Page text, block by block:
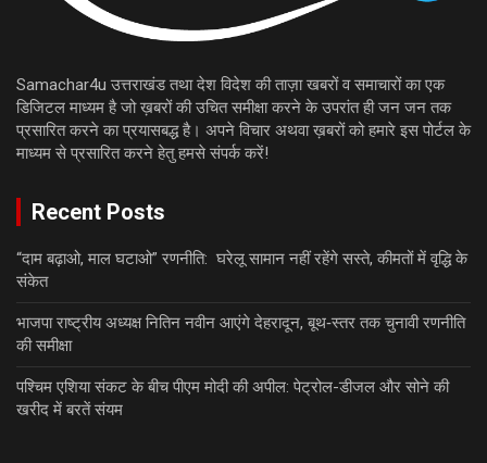
Samachar4u उत्तराखंड तथा देश विदेश की ताज़ा खबरों व समाचारों का एक
डिजिटल माध्यम है जो ख़बरों की उचित समीक्षा करने के उपरांत ही जन जन तक
प्रसारित करने का प्रयासबद्ध है। अपने विचार अथवा ख़बरों को हमारे इस पोर्टल के
माध्यम से प्रसारित करने हेतु हमसे संपर्क करें!
Recent Posts
“दाम बढ़ाओ, माल घटाओ” रणनीति: घरेलू सामान नहीं रहेंगे सस्ते, कीमतों में वृद्धि के
संकेत
भाजपा राष्ट्रीय अध्यक्ष नितिन नवीन आएंगे देहरादून, बूथ‑स्तर तक चुनावी रणनीति
की समीक्षा
पश्चिम एशिया संकट के बीच पीएम मोदी की अपील: पेट्रोल-डीजल और सोने की
खरीद में बरतें संयम